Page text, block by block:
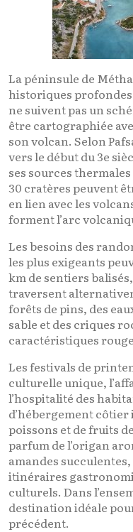
La péninsule de
historiques
ne suivent pas un
être cartographiée
son volcan. Selon
vers le début du 3e
ses sources
30 cratères peuvent
en lien avec les
forment l’arc
Les besoins des
les plus exigeants
km de sentiers
traversent
forêts de pins, des
sable et des criques
caractéristiques
Les festivals de
culturelle unique,
l’hospitalité des
d’hébergement côtier
poissons et de fruits
parfum de l’origan
amandes
itinéraires
culturels. Dans
destination idéale
précédent.